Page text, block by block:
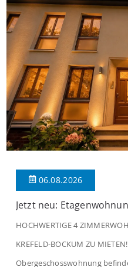
06.08.2026
Jetzt neu:
HOCHWERTIGE 4
KREFELD-BOCKUM ZU
Obergeschosswohnung